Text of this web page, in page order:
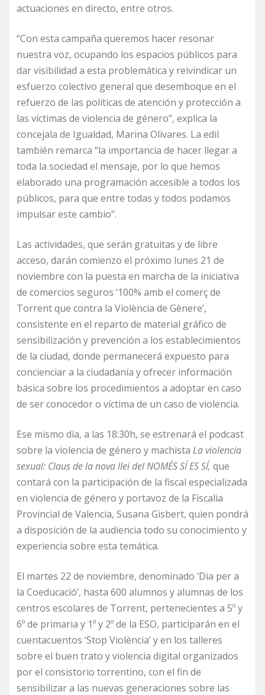
actuaciones en directo, entre otros.
“Con esta campaña queremos hacer resonar
nuestra voz, ocupando los espacios públicos para
dar visibilidad a esta problemática y reivindicar un
esfuerzo colectivo general que desemboque en el
refuerzo de las políticas de atención y protección a
las víctimas de violencia de género”, explica la
concejala de Igualdad, Marina Olivares. La edil
también remarca “la importancia de hacer llegar a
toda la sociedad el mensaje, por lo que hemos
elaborado una programación accesible a todos los
públicos, para que entre todas y todos podamos
impulsar este cambio”.
Las actividades, que serán gratuitas y de libre
acceso, darán comienzo el próximo lunes 21 de
noviembre con la puesta en marcha de la iniciativa
de comercios seguros ‘100% amb el comerç de
Torrent que contra la Violència de Gènere’,
consistente en el reparto de material gráfico de
sensibilización y prevención a los establecimientos
de la ciudad, donde permanecerá expuesto para
concienciar a la ciudadanía y ofrecer información
básica sobre los procedimientos a adoptar en caso
de ser conocedor o víctima de un caso de violencia.
Ese mismo día, a las 18:30h, se estrenará el podcast
sobre la violencia de género y machista La violencia
sexual: Claus de la nova llei del NOMÉS SÍ ES SÍ, que
contará con la participación de la fiscal especializada
en violencia de género y portavoz de la Fiscalia
Provincial de Valencia, Susana Gisbert, quien pondrá
a disposición de la audiencia todo su conocimiento y
experiencia sobre esta temática.
El martes 22 de noviembre, denominado ‘Dia per a
la Coeducació’, hasta 600 alumnos y alumnas de los
centros escolares de Torrent, pertenecientes a 5º y
6º de primaria y 1º y 2º de la ESO, participarán en el
cuentacuentos ‘Stop Violència’ y en los talleres
sobre el buen trato y violencia digital organizados
por el consistorio torrentino, con el fin de
sensibilizar a las nuevas generaciones sobre las